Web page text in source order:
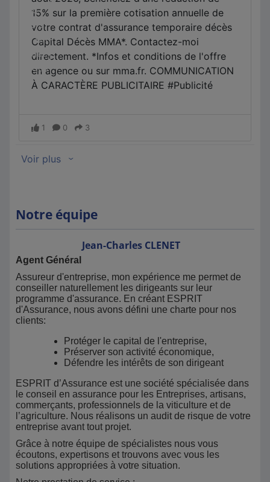
Notre équipe
Jean-Charles CLENET
Agent Général
Assureur d'entreprise, mon expérience me permet de
conseiller naturellement les dirigeants sur leur
programme d'assurance. En créant ESPRIT
d'Assurance, nous avons défini une charte pour nos
clients:
Protéger le capital de l'entreprise,
Préserver son activité économique,
Défendre les intérêts de son dirigeant
ESPRIT d’Assurance est une société spécialisée dans
le conseil en assurance pour les Entreprises, artisans,
commerçants, professionnels de la viticulture et de
l’agriculture. Nous réalisons un audit de risque de votre
entreprise avant tout projet.
Grâce à notre équipe de spécialistes nous vous
écoutons, expertisons et trouvons avec vous les
solutions appropriées à votre situation.